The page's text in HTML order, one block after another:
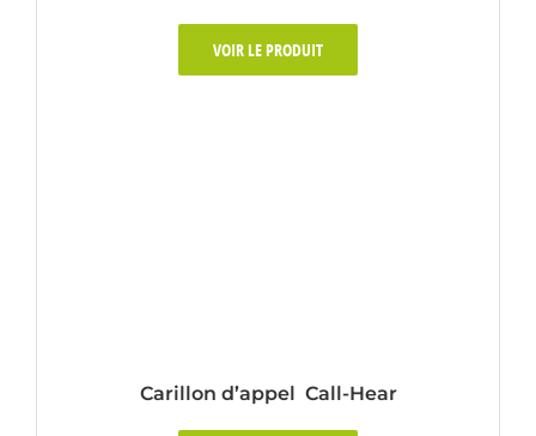
VOIR LE PRODUIT
Carillon d’appel Call-Hear